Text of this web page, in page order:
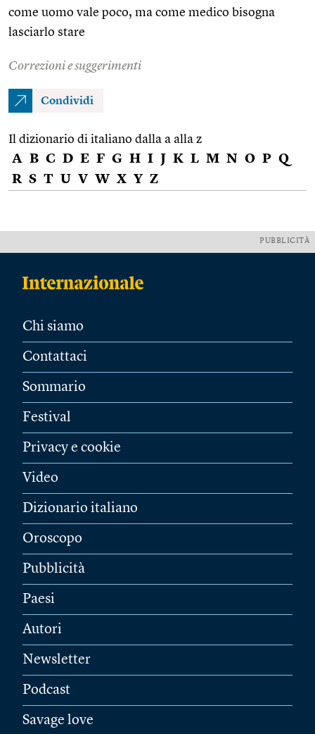
come uomo vale poco, ma come medico bisogna
lasciarlo stare
Correzioni e suggerimenti
Condividi
Il dizionario di italiano dalla a alla z
A B C D E F G H I J K L M N O P Q
R S T U V W X Y Z
PUBBLICITÀ
Chi siamo
Contattaci
Sommario
Festival
Privacy e cookie
Video
Dizionario italiano
Oroscopo
Pubblicità
Paesi
Autori
Newsletter
Podcast
Savage love